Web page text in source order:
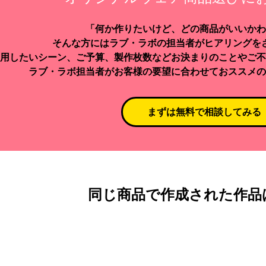
「何か作りたいけど、どの商品がいいか
そんな方にはラブ・ラボの担当者がヒアリングを
したいシーン、ご予算、製作枚数などお決まりのことやご
ラブ・ラボ担当者がお客様の要望に合わせておススメ
まずは無料で相談してみる
同じ商品で作成された作